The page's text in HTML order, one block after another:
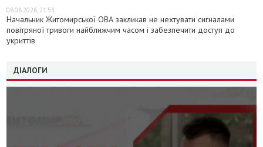
08.08.2026, 21:53
Начальник Житомирської ОВА закликав не нехтувати сигналами
повітряної тривоги найближчим часом і забезпечити доступ до
укриттів
ДІАЛОГИ